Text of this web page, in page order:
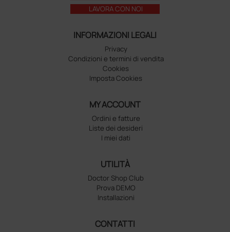
LAVORA CON NOI
INFORMAZIONI LEGALI
Privacy
Condizioni e termini di vendita
Cookies
Imposta Cookies
MY ACCOUNT
Ordini e fatture
Liste dei desideri
I miei dati
UTILITÀ
Doctor Shop Club
Prova DEMO
Installazioni
CONTATTI